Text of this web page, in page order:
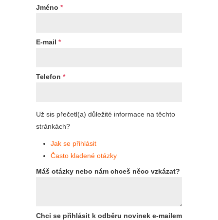
Jméno *
E-mail *
Telefon *
Už sis přečetl(a) důležité informace na těchto
stránkách?
Jak se přihlásit
Často kladené otázky
Máš otázky nebo nám chceš něco vzkázat?
Chci se přihlásit k odběru novinek e-mailem